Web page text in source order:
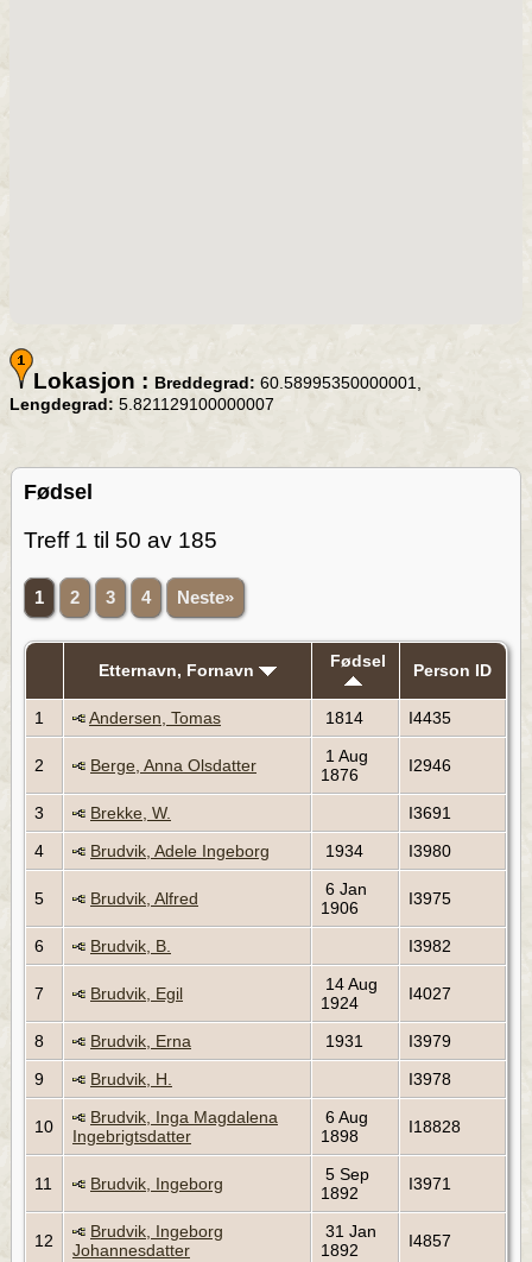
Lokasjon : Breddegrad: 60.58995350000001,
Lengdegrad: 5.821129100000007
Fødsel
Treff 1 til 50 av 185
1 2 3 4 Neste»
Etternavn, Fornavn Fødsel Person ID
1 Andersen, Tomas 1814 I4435
2 Berge, Anna Olsdatter
1 Aug
1876
I2946
3 Brekke, W.
I3691
4
Brudvik, Adele Ingeborg 1934 I3980
5 Brudvik, Alfred
6 Jan
1906
I3975
6 Brudvik, B. I3982
7 Brudvik, Egil
14 Aug
1924
I4027
8 Brudvik, Erna 1931
I3979
9
Brudvik, H. I3978
10
Brudvik, Inga Magdalena
Ingebrigtsdatter
6 Aug
1898
I18828
11 Brudvik, Ingeborg
5 Sep
1892
I3971
12
Brudvik, Ingeborg
Johannesdatter
31 Jan
1892
I4857